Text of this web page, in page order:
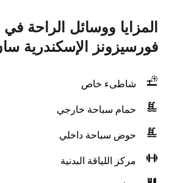
المزايا ووسائل الراحة
فورسيزونز الإسكندرية
شاطىء خاص
حمام سباحة خارجي
حوض سباحة داخلي
مركز اللياقة البدنية